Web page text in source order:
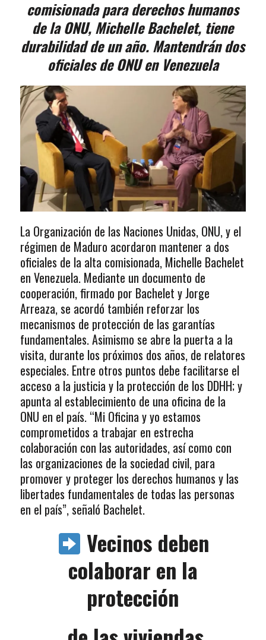
comisionada para derechos humanos
de la ONU, Michelle Bachelet, tiene
durabilidad de un año. Mantendrán dos
oficiales de ONU en Venezuela
La Organización de las Naciones Unidas, ONU, y el
régimen de Maduro acordaron mantener a dos
oficiales de la alta comisionada, Michelle Bachelet
en Venezuela. Mediante un documento de
cooperación, firmado por Bachelet y Jorge
Arreaza, se acordó también reforzar los
mecanismos de protección de las garantías
fundamentales. Asimismo se abre la puerta a la
visita, durante los próximos dos años, de relatores
especiales. Entre otros puntos debe facilitarse el
acceso a la justicia y la protección de los DDHH; y
apunta al establecimiento de una oficina de la
ONU en el país. “Mi Oficina y yo estamos
comprometidos a trabajar en estrecha
colaboración con las autoridades, así como con
las organizaciones de la sociedad civil, para
promover y proteger los derechos humanos y las
libertades fundamentales de todas las personas
en el país”, señaló Bachelet.
Vecinos deben
colaborar en la
protección